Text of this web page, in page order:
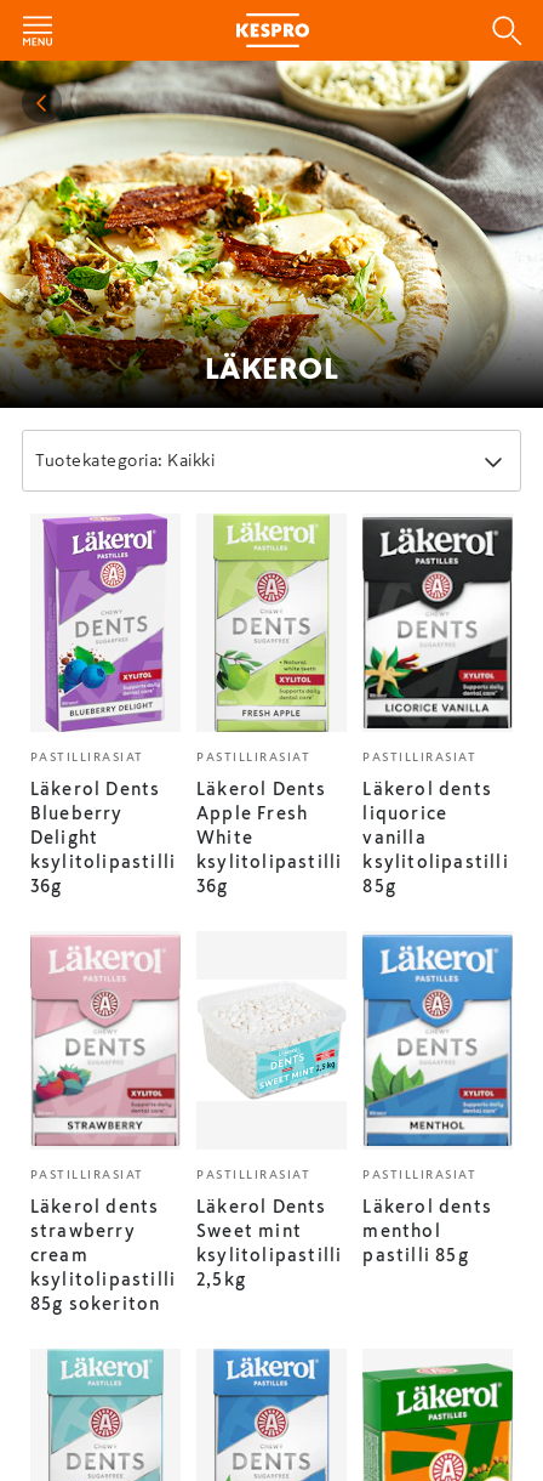
LÄKEROL
Tuotekategoria: Kaikki
PASTILLIRASIAT
Läkerol Dents
Blueberry
Delight
ksylitolipastilli
36g
PASTILLIRASIAT
Läkerol Dents
Apple Fresh
White
ksylitolipastilli
36g
PASTILLIRASIAT
Läkerol dents
liquorice
vanilla
ksylitolipastilli
85g
PASTILLIRASIAT
Läkerol dents
strawberry
cream
ksylitolipastilli
85g sokeriton
PASTILLIRASIAT
Läkerol Dents
Sweet mint
ksylitolipastilli
2,5kg
PASTILLIRASIAT
Läkerol dents
menthol
pastilli 85g